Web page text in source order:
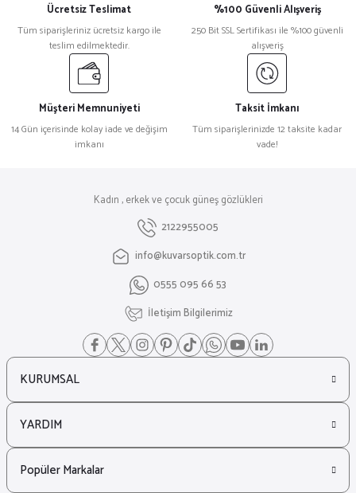
Ücretsiz Teslimat
Tüm siparişleriniz ücretsiz kargo ile
teslim edilmektedir.
%100 Güvenli Alışveriş
250 Bit SSL Sertifikası ile %100 güvenli
alışveriş
Müşteri Memnuniyeti
14 Gün içerisinde kolay iade ve değişim
imkanı
Taksit İmkanı
Tüm siparişlerinizde 12 taksite kadar
vade!
Kadın , erkek ve çocuk güneş gözlükleri
2122955005
info@kuvarsoptik.com.tr
0555 095 66 53
İletişim Bilgilerimiz
KURUMSAL
YARDIM
Popüler Markalar